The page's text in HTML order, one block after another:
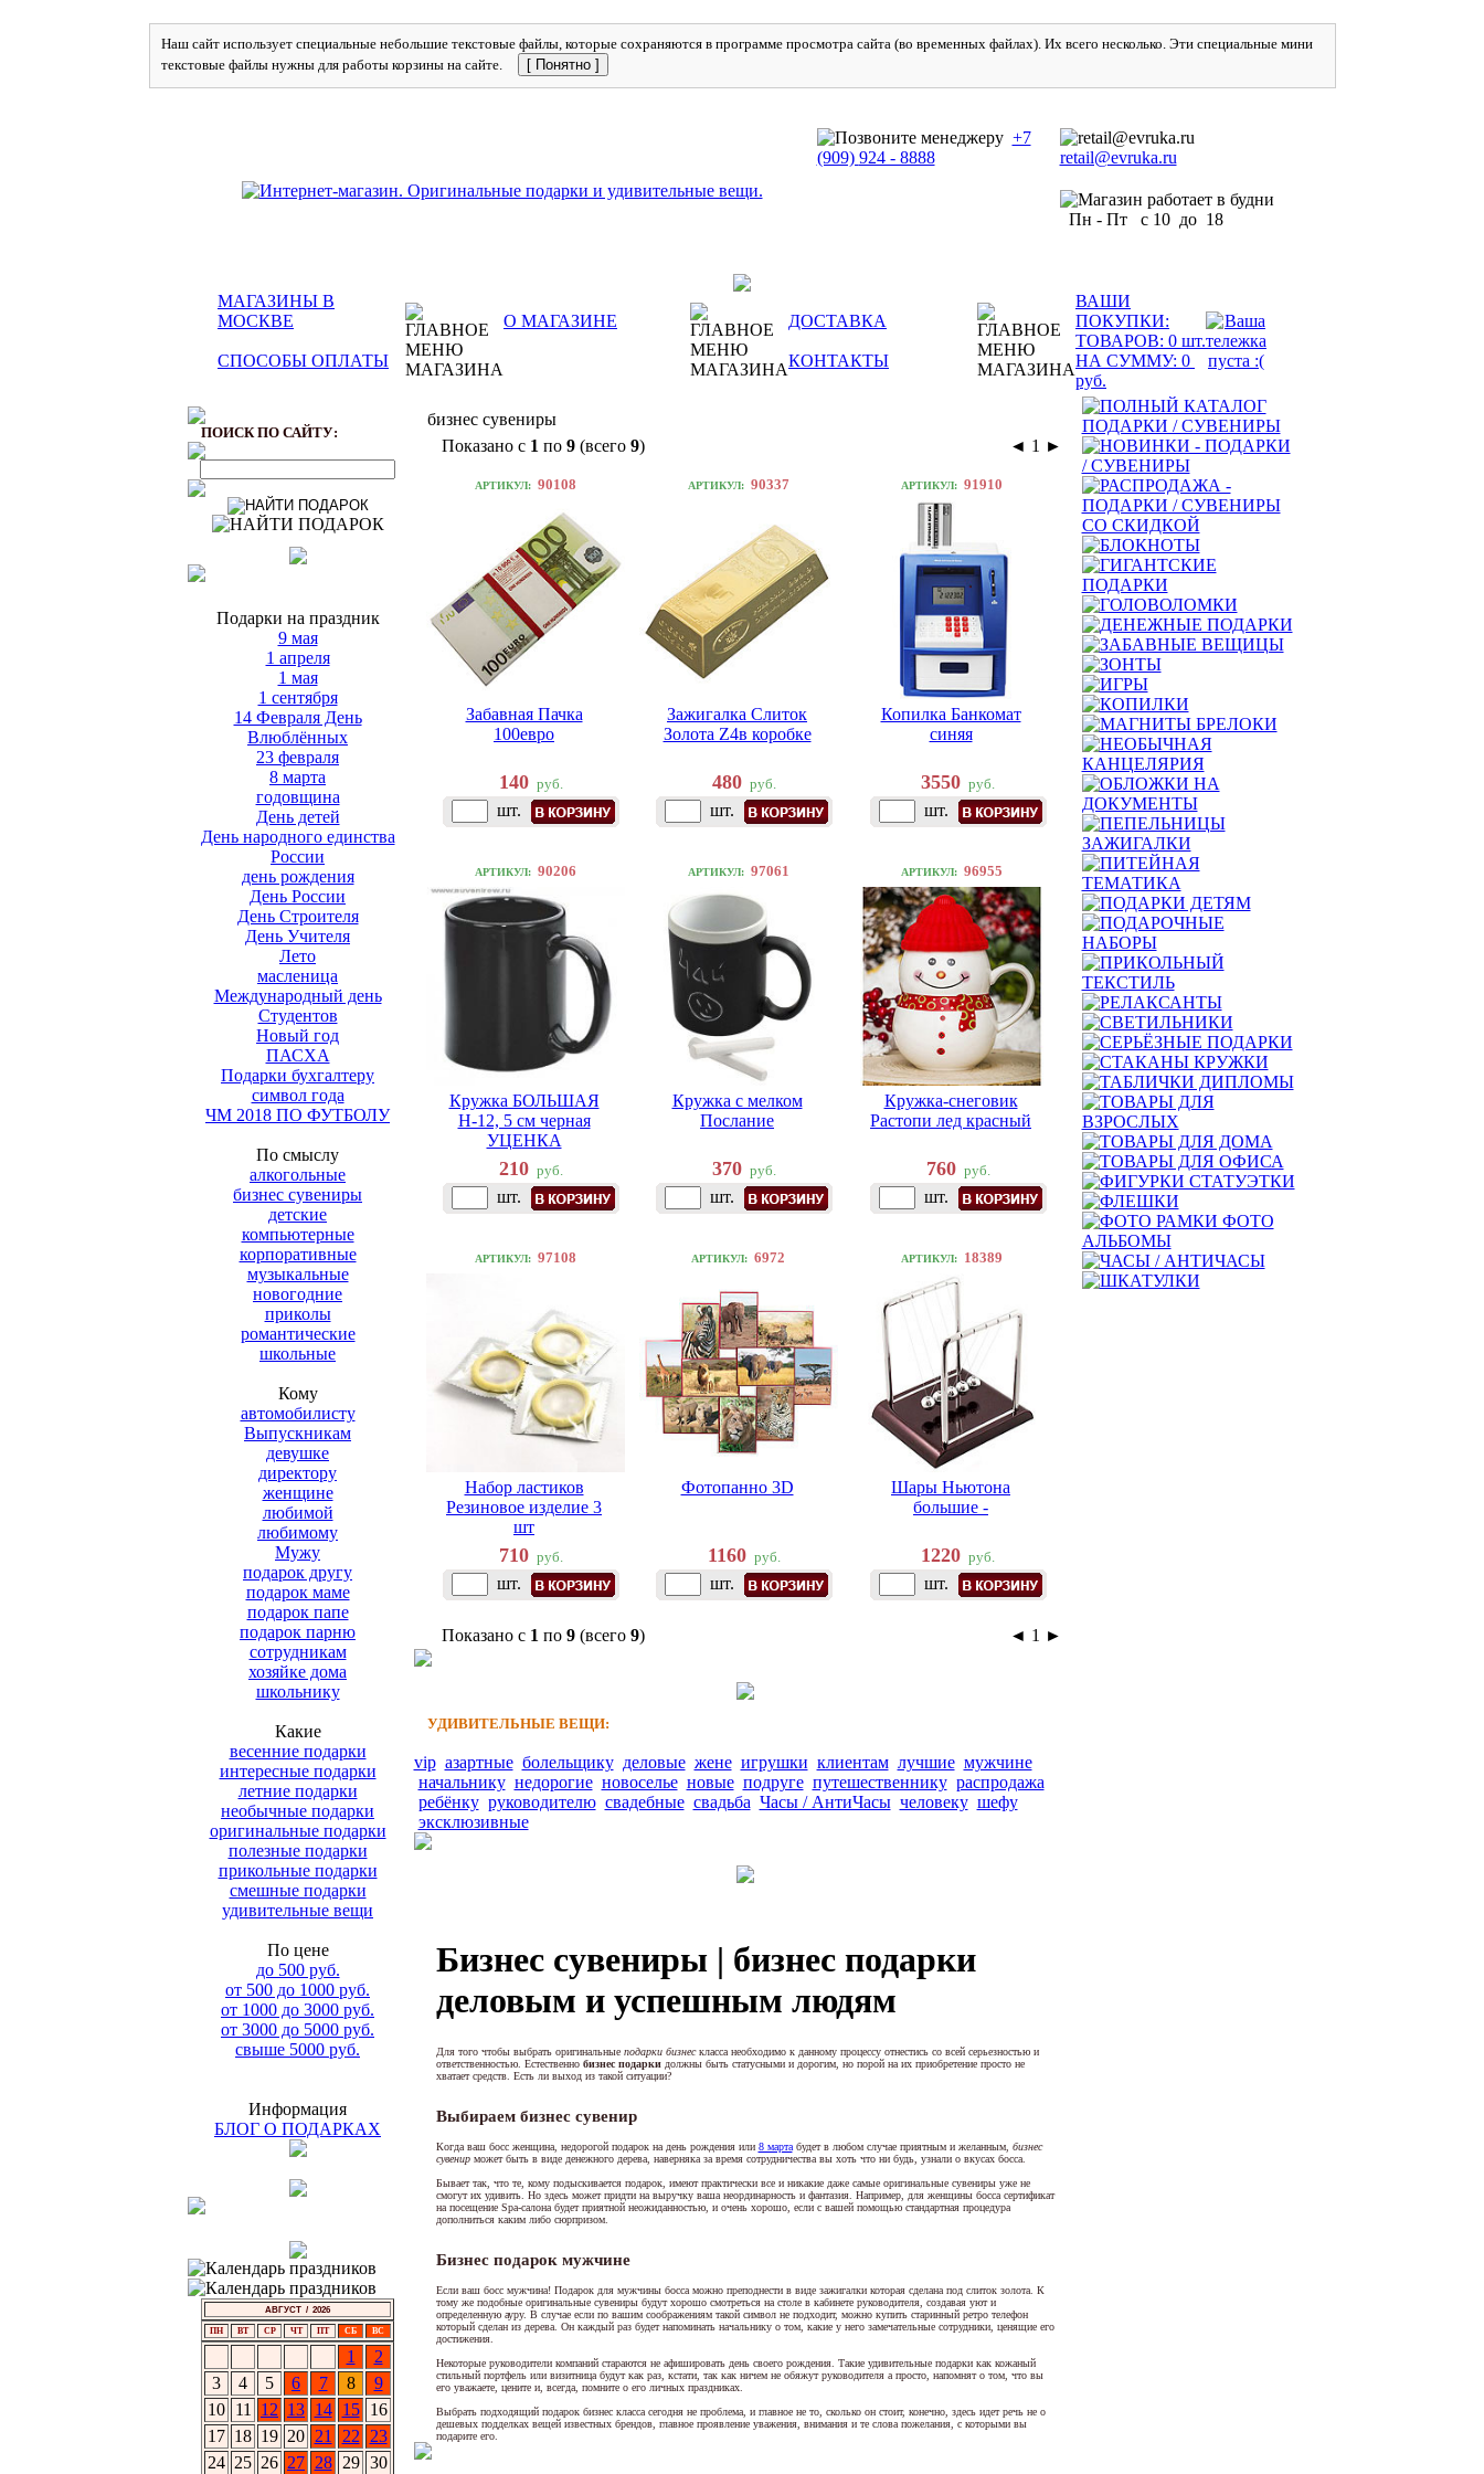
Наш сайт использует специальные небольшие текстовые файлы, которые сохраняются в программе просмотра сайта (во временных файлах). Их всего несколько. Эти специальные мини
текстовые файлы нужны для работы корзины на сайте.
[ Понятно ]
+7
(909) 924 - 8888 retail@evruka.ru
Пн - Пт с 10 до 18
МАГАЗИНЫ В
МОСКВЕ
О МАГАЗИНЕ ДОСТАВКА
ВАШИ
ПОКУПКИ:
СПОСОБЫ ОПЛАТЫ КОНТАКТЫ
ТОВАРОВ: 0 шт.
НА СУММУ: 0
руб.
ПОИСК ПО САЙТУ:
Подарки на праздник
9 мая
1 апреля
1 мая
1 сентября
14 Февраля День
Влюблённых
23 февраля
8 марта
годовщина
День детей
День народного единства
России
день рождения
День России
День Строителя
День Учителя
Лето
масленица
Международный день
Студентов
Новый год
ПАСХА
Подарки бухгалтеру
символ года
ЧМ 2018 ПО ФУТБОЛУ
По смыслу
алкогольные
бизнес сувениры
детские
компьютерные
корпоративные
музыкальные
новогодние
приколы
романтические
школьные
Кому
автомобилисту
Выпускникам
девушке
директору
женщине
любимой
любимому
Мужу
подарок другу
подарок маме
подарок папе
подарок парню
сотрудникам
хозяйке дома
школьнику
Какие
весенние подарки
интересные подарки
летние подарки
необычные подарки
оригинальные подарки
полезные подарки
прикольные подарки
смешные подарки
удивительные вещи
По цене
до 500 руб.
от 500 до 1000 руб.
от 1000 до 3000 руб.
от 3000 до 5000 руб.
свыше 5000 руб.
Информация
БЛОГ О ПОДАРКАХ
АВГУСТ / 2026
ПН ВТ СР ЧТ ПТ СБ ВС
1
2
3
4 5 6 7 8
9
10 11 12 13 14 15
16
17 18 19 20 21 22
23
24 25 26 27 28 29 30
бизнес сувениры
Показано с 1 по 9(всего 9) ◄ 1 ►
АРТИКУЛ: 90108
Забавная Пачка
100евро
140 руб.
шт.
АРТИКУЛ: 90337
Зажигалка Слиток
Золота Z4в коробке
480 руб.
шт.
АРТИКУЛ: 91910
Копилка Банкомат
синяя
3550 руб.
шт.
АРТИКУЛ: 90206
Кружка БОЛЬШАЯ
Н-12, 5 см черная
УЦЕНКА
210 руб.
шт.
АРТИКУЛ: 97061
Кружка с мелком
Послание
370 руб.
шт.
АРТИКУЛ: 96955
Кружка-снеговик
Растопи лед красный
760 руб.
шт.
АРТИКУЛ: 97108
Набор ластиков
Резиновое изделие 3
шт
710 руб.
шт.
АРТИКУЛ: 6972
Фотопанно 3D
1160 руб.
шт.
АРТИКУЛ: 18389
Шары Ньютона
большие -
1220 руб.
шт.
Показано с 1 по 9(всего 9) ◄ 1 ►
УДИВИТЕЛЬНЫЕ ВЕЩИ:
vip азартные болельщику деловые жене игрушки клиентам лучшие мужчине
начальнику недорогие новоселье новые подруге путешественнику распродажа
ребёнку руководителю свадебные свадьба Часы / АнтиЧасы человеку шефу
эксклюзивные
Бизнес сувениры | бизнес подарки
деловым и успешным людям
Для того чтобы выбрать оригинальные подарки бизнескласса необходимо к данному процессу отнестись со всей серьезностью и
ответственностью. Естественно бизнес подаркидолжны быть статусными и дорогим, но порой на их приобретение просто не
хватает средств. Есть ли выход из такой ситуации?
Выбираем бизнес сувенир
Когда ваш босс женщина, недорогой подарок на день рождения или 8 мартабудет в любом случае приятным и желанным, бизнес
сувенирможет быть в виде денежного дерева, наверняка за время сотрудничества вы хоть что ни будь, узнали о вкусах босса.
Бывает так, что те, кому подыскивается подарок, имеют практически все и никакие даже самые оригинальные сувениры уже не
смогут их удивить. Но здесь может придти на выручку ваша неординарность и фантазия. Например, для женщины босса сертификат
на посещение Spa-салона будет приятной неожиданностью, и очень хорошо, если с вашей помощью стандартная процедура
дополниться каким либо сюрпризом.
Бизнес подарок мужчине
Если ваш босс мужчина! Подарок для мужчины босса можно преподнести в виде зажигалки которая сделана под слиток золота. К
тому же подобные оригинальные сувениры будут хорошо смотреться на столе в кабинете руководителя, создавая уют и
определенную ауру. В случае если по вашим соображениям такой символ не подходит, можно купить старинный ретро телефон
который сделан из дерева. Он каждый раз будет напоминать начальнику о том, какие у него замечательные сотрудники, ценящие его
достижения.
Некоторые руководители компаний стараются не афишировать день своего рождения. Такие удивительные подарки как кожаный
стильный портфель или визитница будут как раз, кстати, так как ничем не обяжут руководителя а просто, напомнят о том, что вы
его уважаете, цените и, всегда, помните о его личных праздниках.
Выбрать подходящий подарок бизнес класса сегодня не проблема, и главное не то, сколько он стоит, конечно, здесь идет речь не о
дешевых подделках вещей известных брендов, главное проявление уважения, внимания и те слова пожелания, с которыми вы
подарите его.